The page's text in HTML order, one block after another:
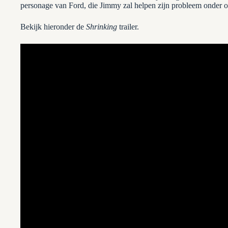
personage van Ford, die Jimmy zal helpen zijn probleem onder
Bekijk hieronder de Shrinking trailer.